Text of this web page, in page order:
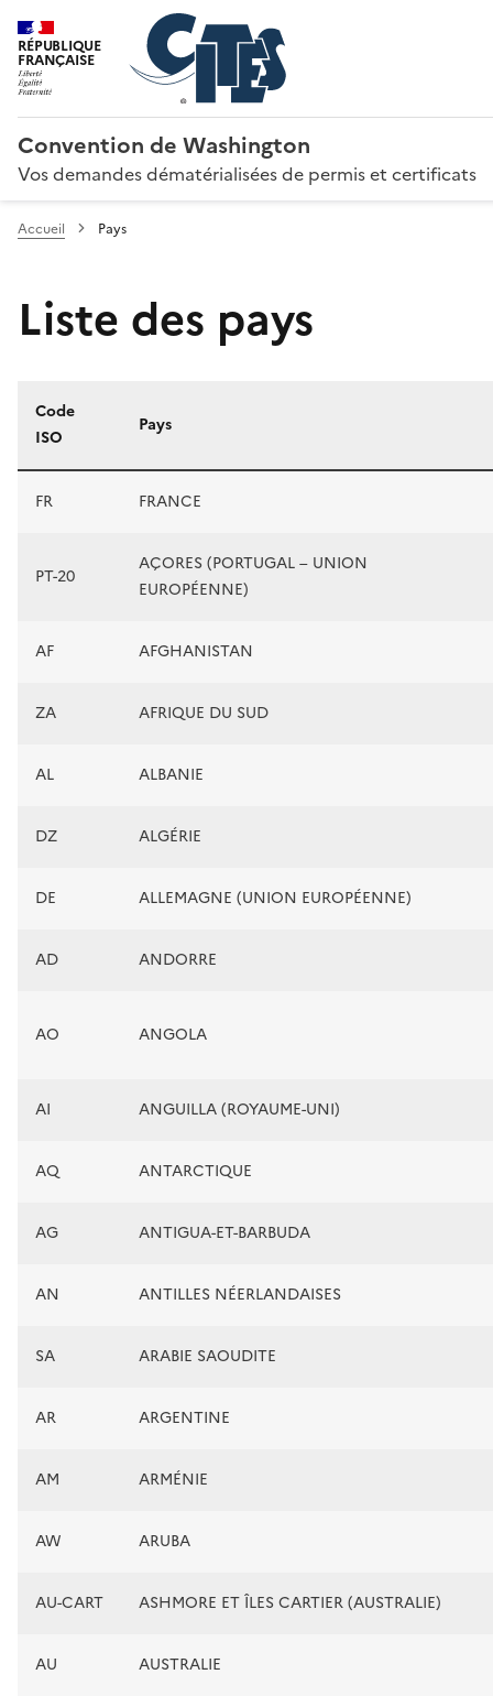
RÉPUBLIQUE
FRANÇAISE
Convention de Washington
Vos demandes dématérialisées de permis et certificats
Accueil Pays
Liste des pays
Liste des pays
Code
ISO
Pays
FR FRANCE
PT-20
AÇORES (PORTUGAL – UNION
EUROPÉENNE)
AF AFGHANISTAN
ZA AFRIQUE DU SUD
AL ALBANIE
DZ ALGÉRIE
DE ALLEMAGNE (UNION EUROPÉENNE)
AD ANDORRE
AO ANGOLA
AI ANGUILLA (ROYAUME-UNI)
AQ ANTARCTIQUE
AG ANTIGUA-ET-BARBUDA
AN ANTILLES NÉERLANDAISES
SA ARABIE SAOUDITE
AR ARGENTINE
AM ARMÉNIE
AW ARUBA
AU-CART ASHMORE ET ÎLES CARTIER (AUSTRALIE)
AU AUSTRALIE